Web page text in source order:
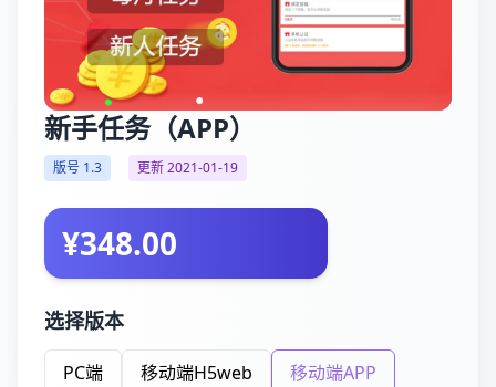
新手任务（APP）
版号 1.3 更新 2021-01-19
¥348.00
选择版本
PC端 移动端H5web 移动端APP